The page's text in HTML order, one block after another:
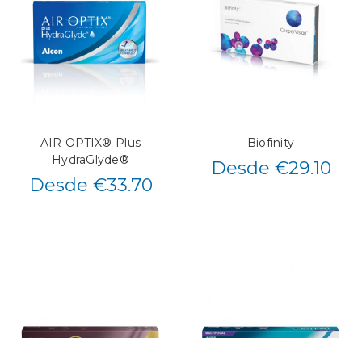
AIR OPTIX® Plus
HydraGlyde®
Desde €33.70
Biofinity
Desde €29.10